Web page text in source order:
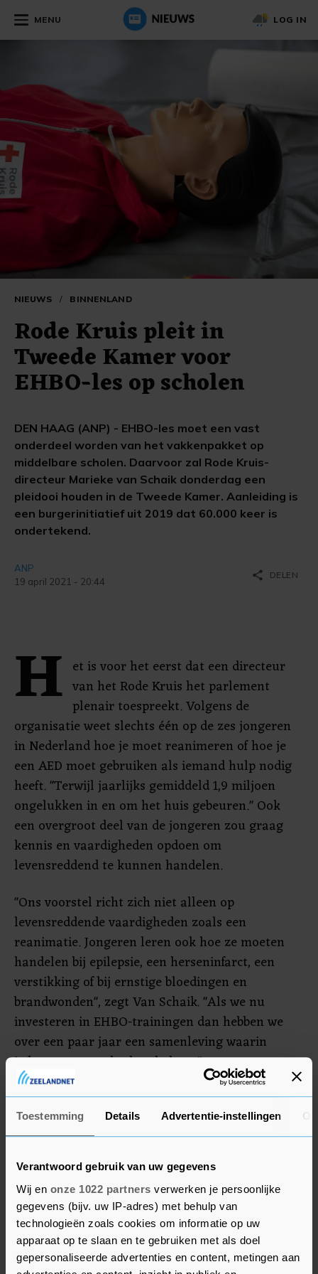
Toestemming Details Advertentie-instellingen
Verantwoord gebruik van uw gegevens
Wij en onze 1022 partners verwerken je persoonlijke
gegevens (bijv. uw IP-adres) met behulp van
technologieën zoals cookies om informatie op uw
apparaat op te slaan en te gebruiken met als doel
gepersonaliseerde advertenties en content, metingen aan
MENU LOG IN
NIEUWS / BINNENLAND
Rode Kruis pleit in
Tweede Kamer voor
EHBO-les op scholen
DEN HAAG (ANP) - EHBO-les moet een vast
onderdeel worden van het vakkenpakket op
middelbare scholen. Daarvoor zal Rode Kruis-
directeur Marieke van Schaik donderdag een
pleidooi houden in de Tweede Kamer. Aanleiding is
een burgerinitiatief uit 2019 dat 60.000 keer is
ondertekend.
ANP
19 april 2021 - 20:44
share DELEN
H et is voor het eerst dat een directeur
van het Rode Kruis het parlement
plenair toespreekt. Volgens de
organisatie weet slechts één op de zes jongeren
in Nederland hoe je moet reanimeren of hoe je
een AED moet gebruiken als iemand hulp nodig
heeft. "Terwijl jaarlijks gemiddeld 1,9 miljoen
ongelukken in en om het huis gebeuren." Ook
een overgroot deel van de jongeren zou graag
kennis en vaardigheden opdoen om
levensreddend te kunnen handelen.
"Ons voorstel richt zich niet alleen op
levensreddende vaardigheden zoals een
reanimatie. Jongeren leren ook hoe ze moeten
handelen bij epilepsie, een herseninfarct, een
verstikking of bij ernstige bloedingen en
brandwonden", zegt Van Schaik. "Als we nu
investeren in EHBO-trainingen dan hebben we
over een paar jaar een samenleving waarin
iedereen een ander kan helpen."
Achter het burgerinitiatief zitten naast het Rode
Kruis ook Radio 10-dj Rob van Someren en Schok
& Pomp, een organisatie van artsen werkzaam
(geweest) op de Spoedeisende Hulp. Van Someren
is naast dj ook werkzaam als politieagent in
Amsterdam.